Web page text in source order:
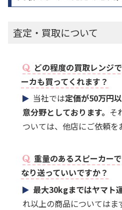
査定・買取について
どの程度の買取レンジ
ーカも買ってくれます？
当社では定価が50万円
意分野としております。 そ
ついては、他店にご依頼を
重量のあるスピーカー
なり送っていいですか？
最大30kgまではヤマト
れ以上の商品についてはま